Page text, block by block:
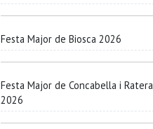
Festa Major de Biosca 2026
Festa Major de Concabella i Ratera
2026